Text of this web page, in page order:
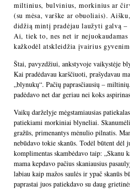
miltinius, bulvinius, morkinius ar
(su mėsa, varške ar obuoliais).
didžią mintį pradėjau laužyti galvą –
Ai, tiek to, nes net ir
kažkodėl atskleidžia įvairius
Štai, pavyzdžiui, ankstyvoje vaikystėje
Kai pradėdavau karščiuoti, prašydavau
„blynukų“. Pačių paprasčiausių –
padėdavo net dar geriau nei koks
Vaikų darželyje mėgstamiausias
patiekiami morkiniai blyneliai.
gražūs, primenantys mėnulio pilnatis.
nebūdavo tokie skanūs. Todėl būtent dėl
komplimentas skambėdavo taip: „Skanu
mama kepdavo pačius skaniausius
labiau kaip mažos saulės ir ypač skanūs
paprastai juos patiekdavo su daug